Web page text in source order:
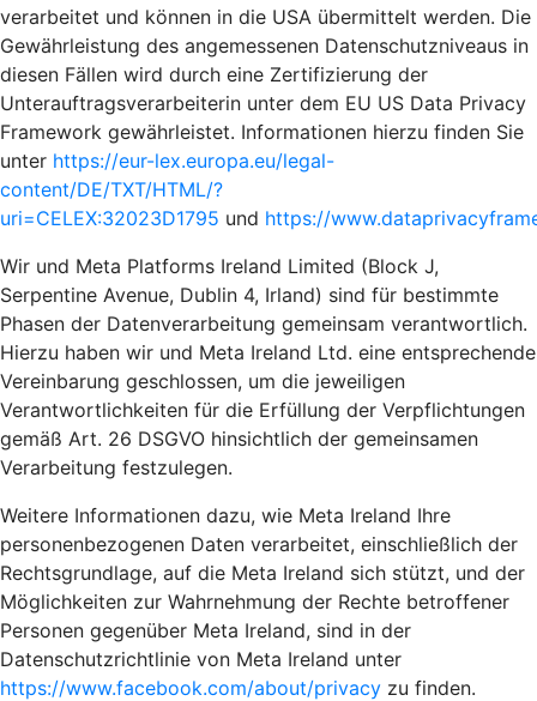
verarbeitet und können in die USA übermittelt werden. Die
Gewährleistung des angemessenen Datenschutzniveaus in
diesen Fällen wird durch eine Zertifizierung der
Unterauftragsverarbeiterin unter dem EU US Data Privacy
Framework gewährleistet. Informationen hierzu finden Sie
unter https://eur-lex.europa.eu/legal-
content/DE/TXT/HTML/?
uri=CELEX:32023D1795 und https://
Wir und Meta Platforms Ireland Limited (Block J,
Serpentine Avenue, Dublin 4, Irland) sind für bestimmte
Phasen der Datenverarbeitung gemeinsam verantwortlich.
Hierzu haben wir und Meta Ireland Ltd. eine entsprechende
Vereinbarung geschlossen, um die jeweiligen
Verantwortlichkeiten für die Erfüllung der Verpflichtungen
gemäß Art. 26 DSGVO hinsichtlich der gemeinsamen
Verarbeitung festzulegen.
Weitere Informationen dazu, wie Meta Ireland Ihre
personenbezogenen Daten verarbeitet, einschließlich der
Rechtsgrundlage, auf die Meta Ireland sich stützt, und der
Möglichkeiten zur Wahrnehmung der Rechte betroffener
Personen gegenüber Meta Ireland, sind in der
Datenschutzrichtlinie von Meta Ireland unter
https://www.facebook.com/about/privacy zu finden.